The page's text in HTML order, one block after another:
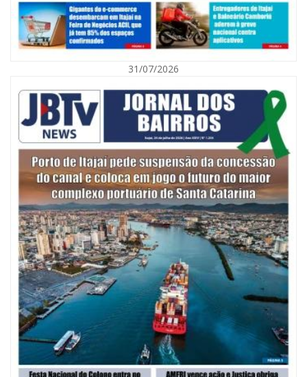
Defesa Civil de Itajaí alerta para chuva, ventos fortes e queda de
temperatura
ITAJAÍ
31/07/2026